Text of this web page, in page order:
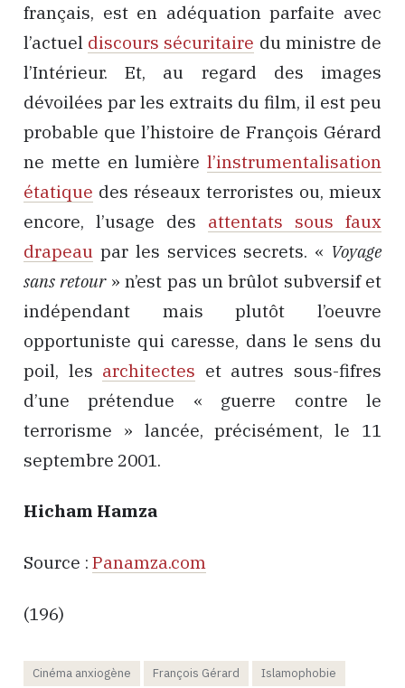
français, est en adéquation parfaite avec
l’actuel discours sécuritaire du ministre de
l’Intérieur. Et, au regard des images
dévoilées par les extraits du film, il est peu
probable que l’histoire de François Gérard
ne mette en lumière l’instrumentalisation
étatique des réseaux terroristes ou, mieux
encore, l’usage des attentats sous faux
drapeau par les services secrets. « Voyage
sans retour» n’est pas un brûlot subversif et
indépendant mais plutôt l’oeuvre
opportuniste qui caresse, dans le sens du
poil, les architectes et autres sous-fifres
d’une prétendue « guerre contre le
terrorisme » lancée, précisément, le 11
septembre 2001.
Hicham Hamza
Source : Panamza.com
(196)
Cinéma anxiogène François Gérard
Islamophobie